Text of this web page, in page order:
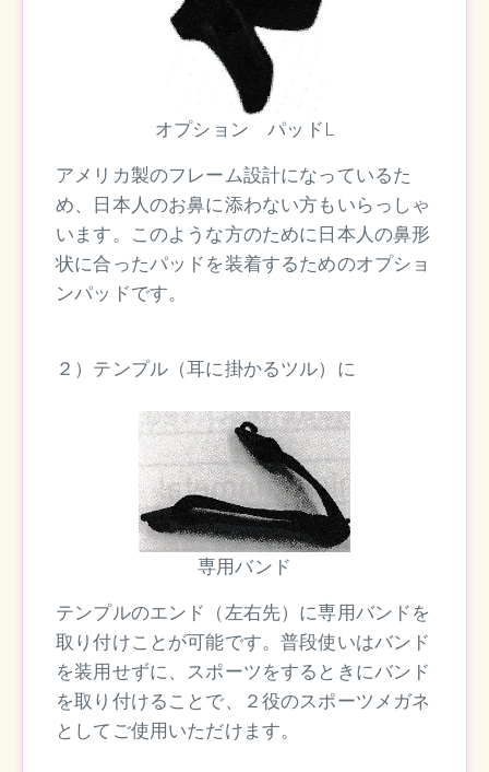
オプション パッドL
アメリカ製のフレーム設計になっているた
め、日本人のお鼻に添わない方もいらっしゃ
います。このような方のために日本人の鼻形
状に合ったパッドを装着するためのオプショ
ンパッドです。
２）テンプル（耳に掛かるツル）に
専用バンド
テンプルのエンド（左右先）に専用バンドを
取り付けことが可能です。普段使いはバンド
を装用せずに、スポーツをするときにバンド
を取り付けることで、２役のスポーツメガネ
としてご使用いただけます。